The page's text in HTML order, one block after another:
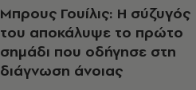
Μπρους Γουίλις: Η σύζυγός
του αποκάλυψε το πρώτο
σημάδι που οδήγησε στη
διάγνωση άνοιας